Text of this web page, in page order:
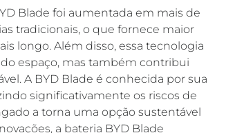
Blade foi aumentada em mais de
tradicionais, o que fornece maior
longo. Além disso, essa tecnologia
espaço, mas também contribui
A BYD Blade é conhecida por sua
significativamente os riscos de
a torna uma opção sustentável
a bateria BYD Blade